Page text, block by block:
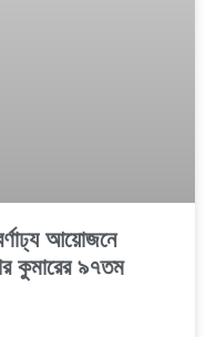
আয়োজনে
কুমারের ৯৭তম